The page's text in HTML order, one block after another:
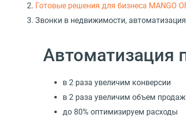
Готовые решения для бизнеса MANGO
Звонки в недвижимости,
Автоматизация
в 2 раза увеличим конверсии
в 2 раза увеличим объем продаж
до 80% оптимизируем расходы